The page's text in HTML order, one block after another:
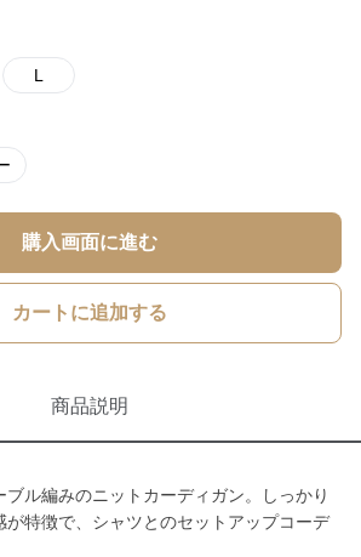
L
購入画面に進む
カートに追加する
商品説明
ル編みのニットカーディガン。しっかり
が特徴で、シャツとのセットアップコーデ